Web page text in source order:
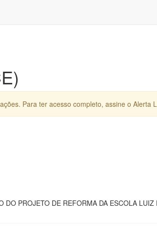
Para ter acesso completo, assine o Alerta
DO PROJETO DE REFORMA DA ESCOLA